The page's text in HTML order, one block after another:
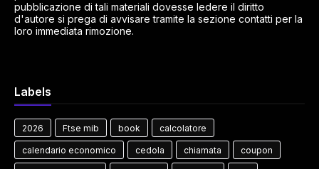
pubblicazione di tali materiali dovesse ledere il diritto
d'autore si prega di avvisare tramite la sezione contatti per la
loro immediata rimozione.
Labels
2026 Ftse mib book calcolatore
calendario economico cedola chiamata coupon